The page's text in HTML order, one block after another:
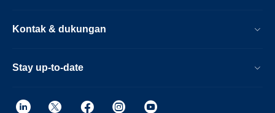
Kontak & dukungan
Stay up-to-date